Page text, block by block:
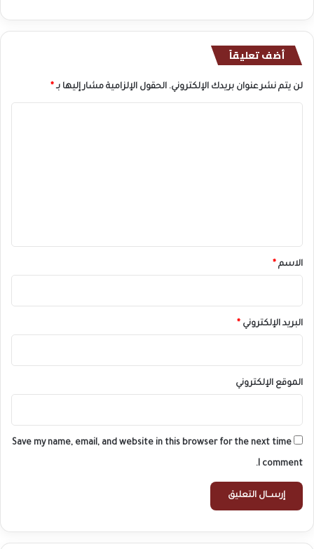
أضف تعليقاً
لن يتم نشر عنوان بريدك الإلكتروني. الحقول الإلزامية مشار إليها بـ *
*
الاسم *
البريد الإلكتروني *
الموقع الإلكتروني
Save my name, email, and website in this browser for the next time
I comment.